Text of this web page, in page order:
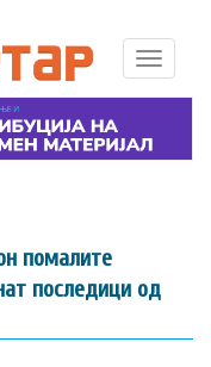
помалите
последици од